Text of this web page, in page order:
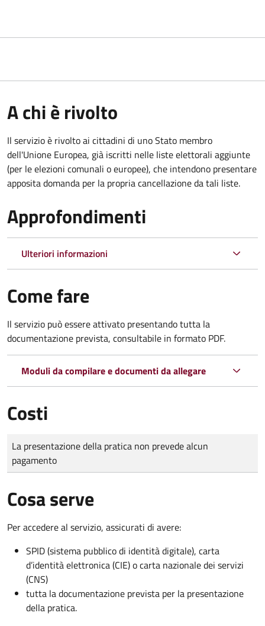
A chi è rivolto
Il servizio è rivolto ai cittadini di uno Stato membro
dell'Unione Europea, già iscritti nelle liste elettorali aggiunte
(per le elezioni comunali o europee), che intendono presentare
apposita domanda per la propria cancellazione da tali liste.
Approfondimenti
Ulteriori informazioni
Come fare
Il servizio può essere attivato presentando tutta la
documentazione prevista, consultabile in formato PDF.
Moduli da compilare e documenti da allegare
Costi
Tipo di pagamento
Importo
La presentazione della pratica non prevede alcun
pagamento
Cosa serve
Per accedere al servizio, assicurati di avere:
SPID (sistema pubblico di identità digitale), carta
d’identità elettronica (CIE) o carta nazionale dei servizi
(CNS)
tutta la documentazione prevista per la presentazione
della pratica.